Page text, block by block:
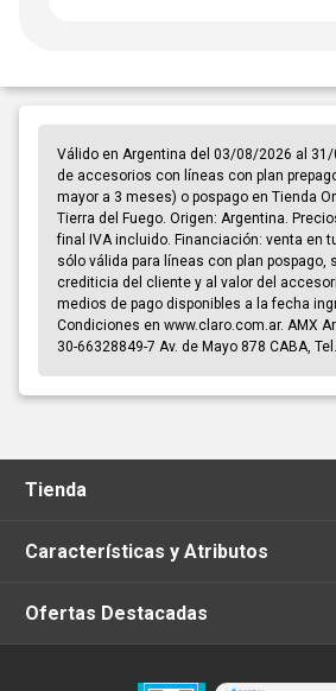
Válido en Argentina del 03/08/2026 al
de accesorios con líneas con plan
mayor a 3 meses) o pospago en Tienda
Tierra del Fuego. Origen: Argentina.
final IVA incluido. Financiación: venta en
sólo válida para líneas con plan pospago,
crediticia del cliente y al valor del
medios de pago disponibles a la fecha
Condiciones en www.claro.com.ar. AMX
30-66328849-7 Av. de Mayo 878 CABA,
Tienda
Características y Atributos
Ofertas Destacadas